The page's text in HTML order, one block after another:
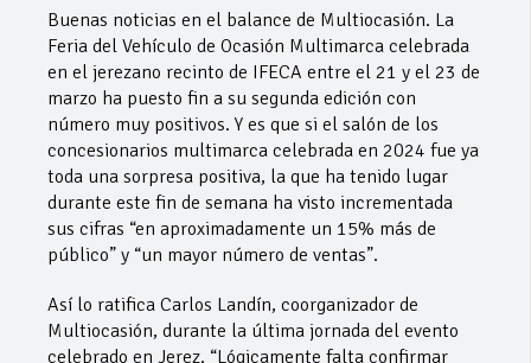
Buenas noticias en el balance de Multiocasión. La
Feria del Vehículo de Ocasión Multimarca celebrada
en el jerezano recinto de IFECA entre el 21 y el 23 de
marzo ha puesto fin a su segunda edición con
número muy positivos. Y es que si el salón de los
concesionarios multimarca celebrada en 2024 fue ya
toda una sorpresa positiva, la que ha tenido lugar
durante este fin de semana ha visto incrementada
sus cifras “en aproximadamente un 15% más de
público” y “un mayor número de ventas”.
Así lo ratifica Carlos Landín, coorganizador de
Multiocasión, durante la última jornada del evento
celebrado en Jerez. “Lógicamente falta confirmar